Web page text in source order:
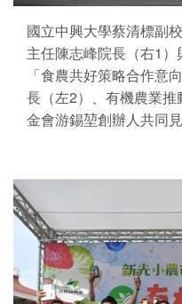
國立中興大學蔡清標副
主任陳志峰院長（右1
「食農共好策略合作意
長（左2）、有機農業
金會游錫堃創辦人共同見